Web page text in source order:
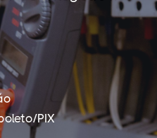
PIX